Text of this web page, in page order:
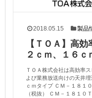
2018.05.15 製品
【ＴＯＡ】高
２ｃｍ、１６
ＴＯＡ株式会社は高効率
よび業務放送向けの天井
ｃｍタイプ ＣＭ－
（税抜） ＣＭ－１８１